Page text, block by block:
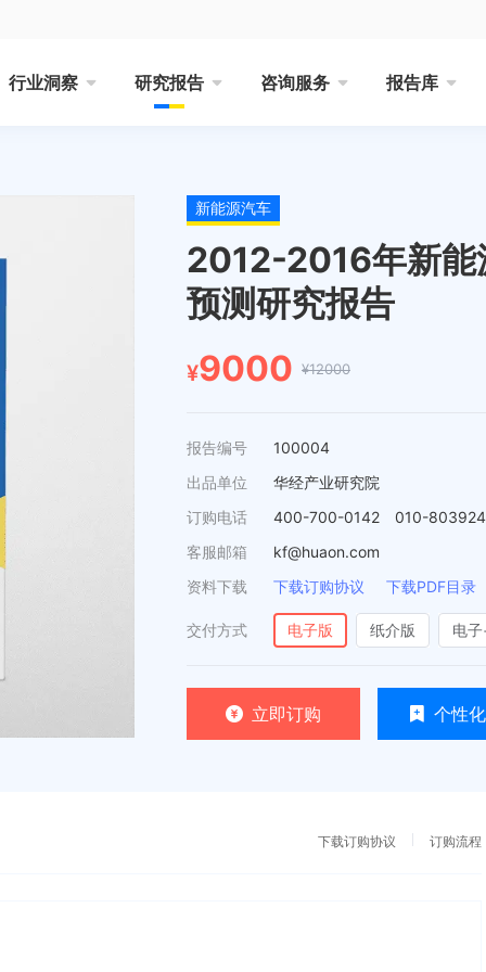
行业洞察 研究报告 咨询服务 报告库
新能源汽车
2012-2016年新能
预测研究报告
¥9000 ¥12000
报告编号
100004
出品单位
华经产业研究院
订购电话
400-700-0142 010-
客服邮箱
kf@huaon.com
资料下载
下载订购协议 下载PDF目录
交付方式 电子版 纸介版 电
立即订购 个性
下载订购协议 订购流程